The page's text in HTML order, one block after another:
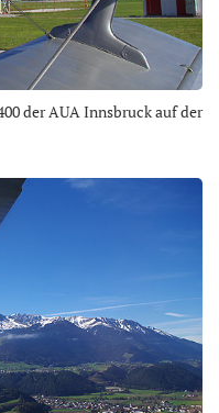
der AUA Innsbruck auf der